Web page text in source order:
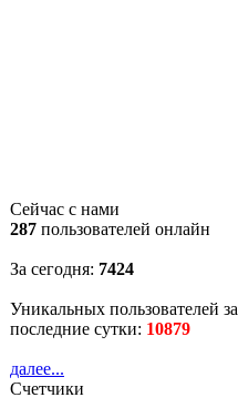
Сейчас с нами
287 пользователей онлайн
За сегодня: 7424
Уникальных пользователей за
последние сутки: 10879
далее...
Счетчики